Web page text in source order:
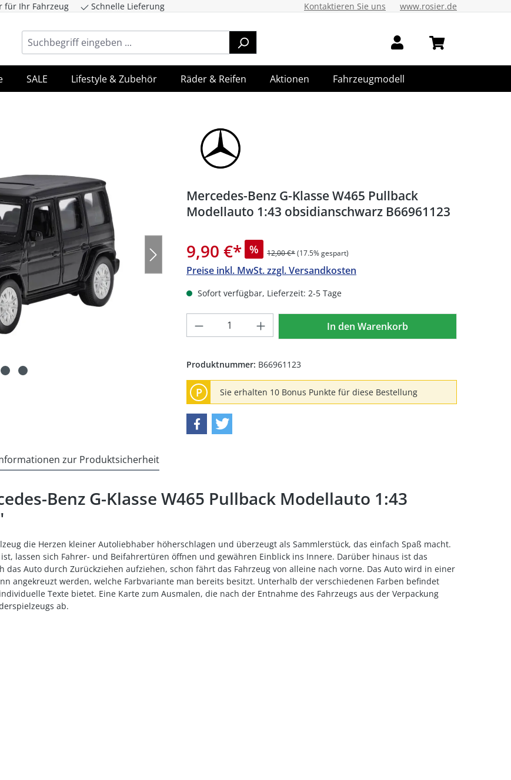
Zur Hauptnavigation springen
für Ihr Fahrzeug Schnelle Lieferung Kontaktieren Sie uns www.rosier.de
SALE Lifestyle & Zubehör Räder & Reifen Aktionen Fahrzeugmodell
Mercedes-Benz G-Klasse W465 Pullback
Modellauto 1:43 obsidianschwarz B66961123
9,90 €* % 12,00 €*(17.5% gespart)
Preise inkl. MwSt. zzgl. Versandkosten
Sofort verfügbar, Lieferzeit: 2-5 Tage
Produkt Anzahl: Gib den gewünschten Wert
In den Warenkorb
Produktnummer: B66961123
P Sie erhalten 10 Bonus Punkte für diese Bestellung
zur Produktsicherheit
Benz G-Klasse W465 Pullback Modellauto 1:43
die Herzen kleiner Autoliebhaber höherschlagen und überzeugt als Sammlerstück, das einfach Spaß macht.
lassen sich Fahrer- und Beifahrertüren öffnen und gewähren Einblick ins Innere. Darüber hinaus ist das
Auto durch Zurückziehen aufziehen, schon fährt das Fahrzeug von alleine nach vorne. Das Auto wird in einer
angekreuzt werden, welche Farbvariante man bereits besitzt. Unterhalb der verschiedenen Farben befindet
Texte bietet. Eine Karte zum Ausmalen, die nach der Entnahme des Fahrzeugs aus der Verpackung
ab.